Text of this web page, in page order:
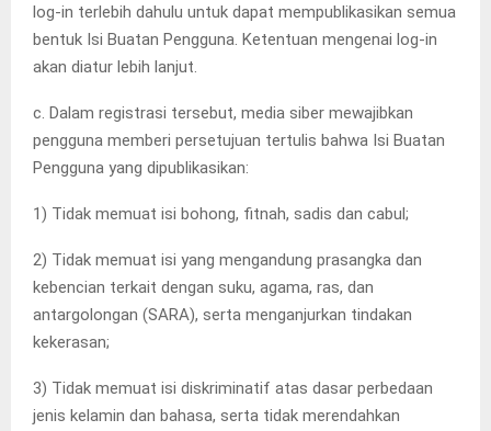
log-in terlebih dahulu untuk dapat mempublikasikan semua
bentuk Isi Buatan Pengguna. Ketentuan mengenai log-in
akan diatur lebih lanjut.
c. Dalam registrasi tersebut, media siber mewajibkan
pengguna memberi persetujuan tertulis bahwa Isi Buatan
Pengguna yang dipublikasikan:
1) Tidak memuat isi bohong, fitnah, sadis dan cabul;
2) Tidak memuat isi yang mengandung prasangka dan
kebencian terkait dengan suku, agama, ras, dan
antargolongan (SARA), serta menganjurkan tindakan
kekerasan;
3) Tidak memuat isi diskriminatif atas dasar perbedaan
jenis kelamin dan bahasa, serta tidak merendahkan